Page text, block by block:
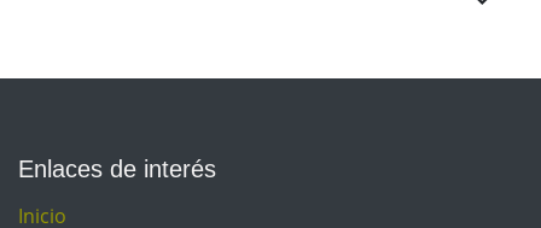
Enlaces de interés
Inicio